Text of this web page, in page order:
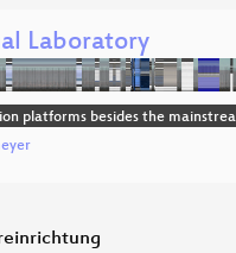
Laboratory
platforms besides the